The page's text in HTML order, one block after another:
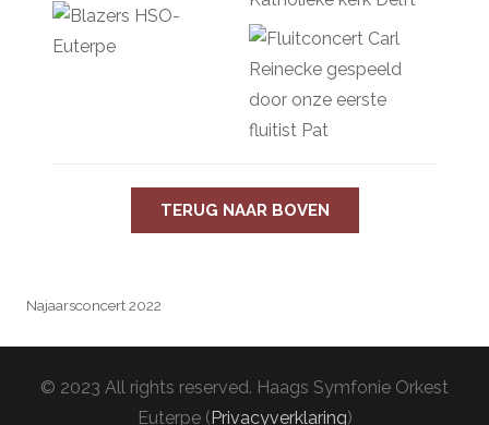
TERUG NAAR BOVEN
Najaarsconcert 2022
© 2023 All rights reserved. Haags Symfonie Orkest
Euterpe ( Privacyverklaring)